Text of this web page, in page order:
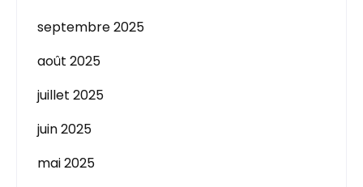
septembre 2025
août 2025
juillet 2025
juin 2025
mai 2025